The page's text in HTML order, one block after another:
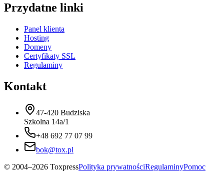
Przydatne linki
Panel klienta
Hosting
Domeny
Certyfikaty SSL
Regulaminy
Kontakt
47-420 Budziska
Szkolna 14a/1
+48 692 77 07 99
bok@tox.pl
© 2004–2026 ToxpressPolityka prywatnościRegulaminyPomoc